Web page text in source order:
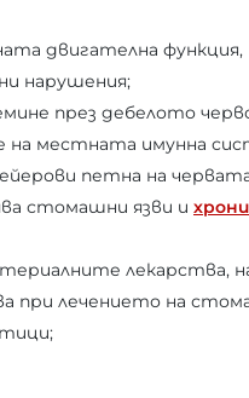
двигателна функция,
нарушения;
през дебелото
на местната имунна
петна на
стомашни язви и
лекарства,
при лечението на